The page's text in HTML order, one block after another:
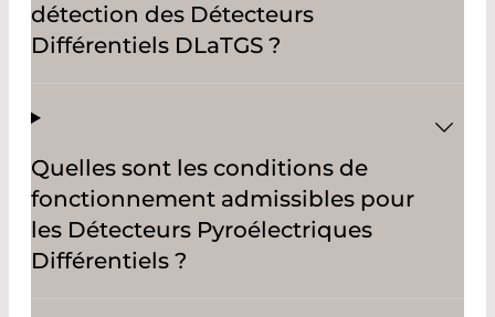
détection des Détecteurs
Différentiels DLaTGS ?
Quelles sont les conditions de
fonctionnement admissibles pour
les Détecteurs Pyroélectriques
Différentiels ?